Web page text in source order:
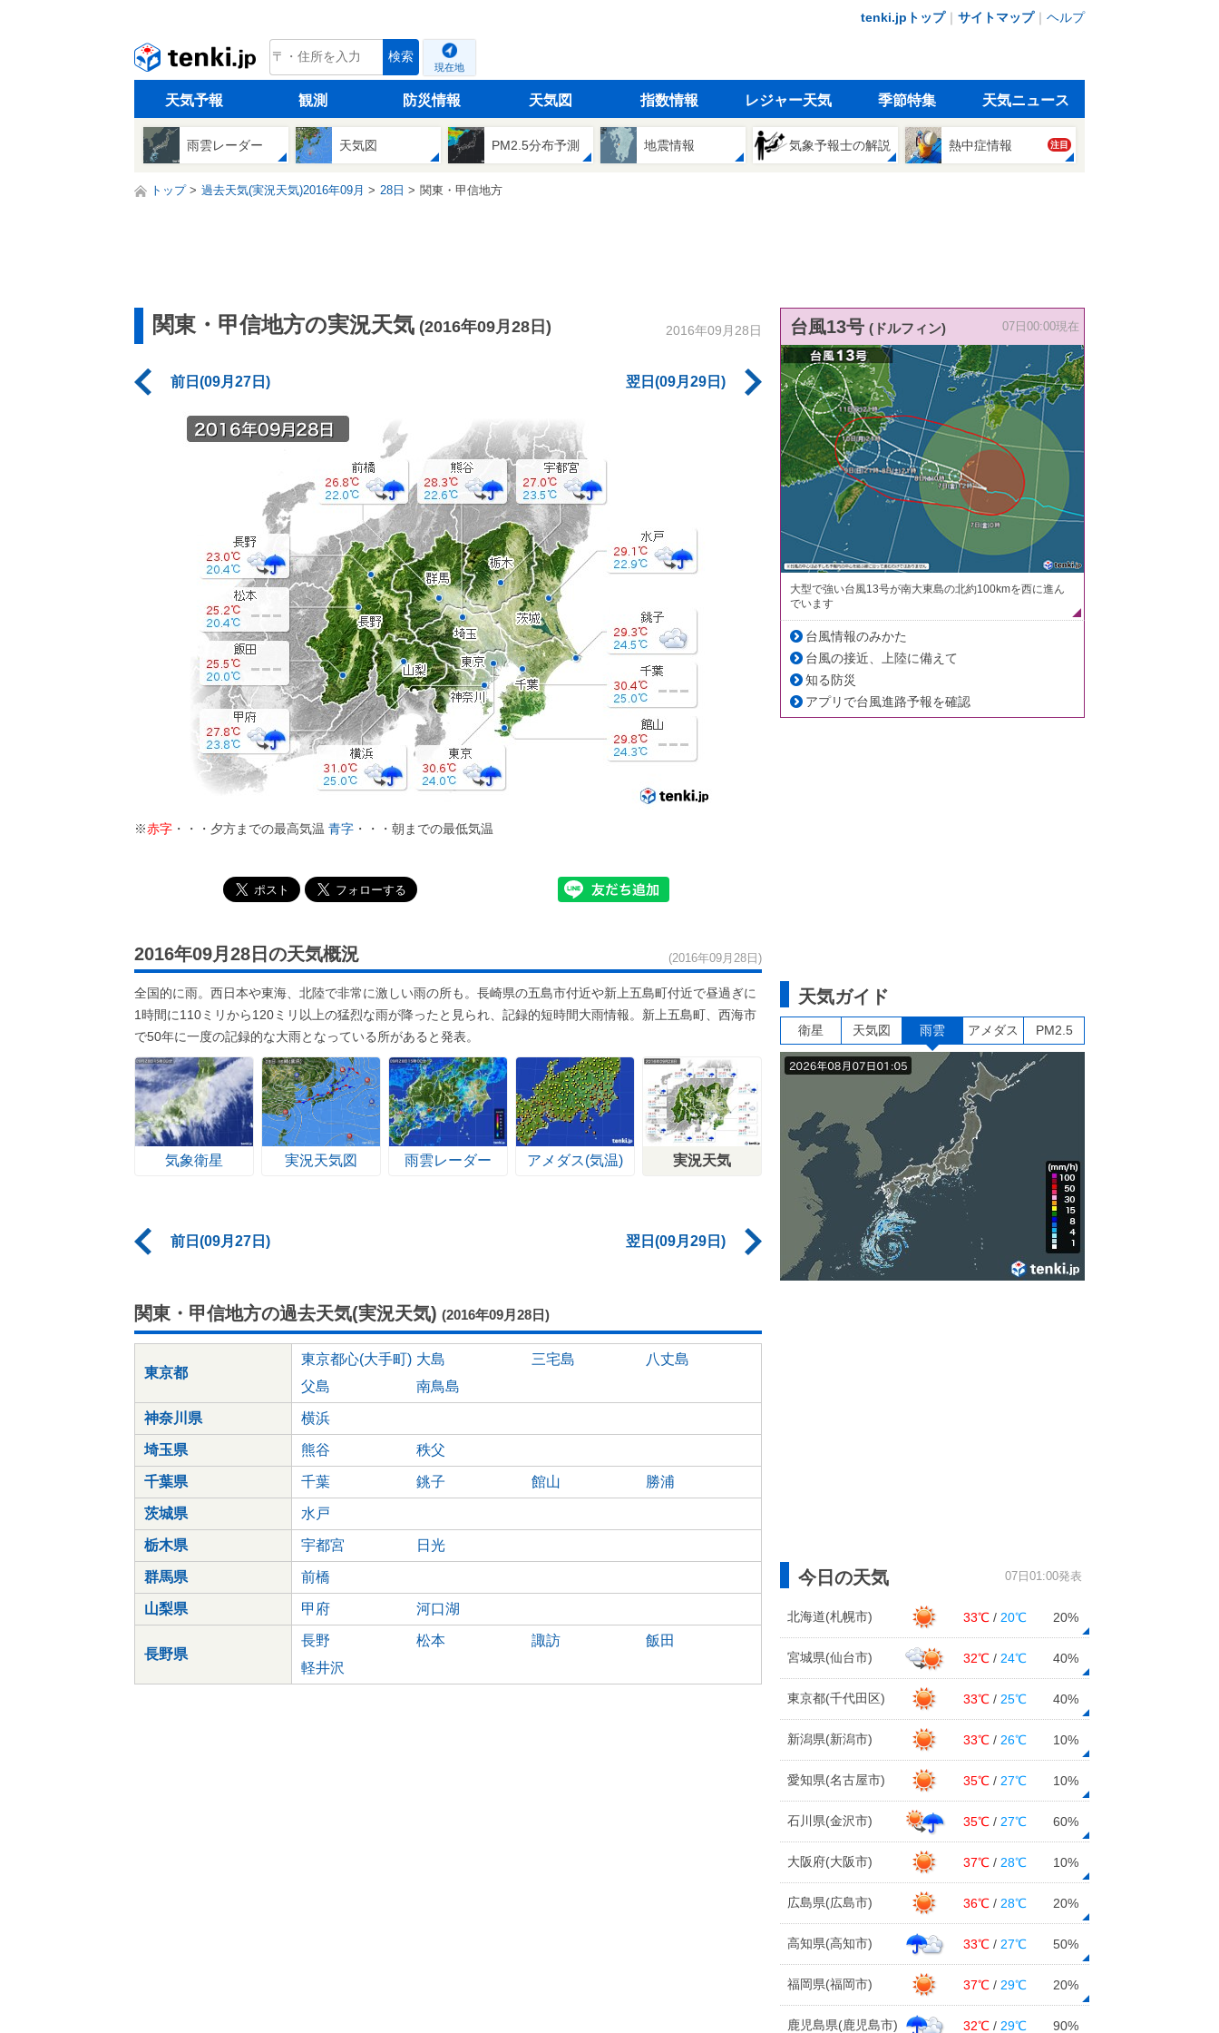
tenki.jpトップ｜ サイトマップ｜ ヘルプ
tenki.jp 検索
現在地
天気予報 観測 防災情報 天気図 指数情報 レジャー天気 季節特集 天気ニュース
雨雲レーダー 天気図 PM2.5分布予測 地震情報 気象予報士の解説 熱中症情報 注目
トップ 過去天気(実況天気)2016年09月 28日 関東・甲信地方
関東・甲信地方の実況天気 (2016年09月28日) 2016年09月28日
前日(09月27日) 翌日(09月29日)
※赤字 ・・・夕方までの最高気温 青字 ・・・朝までの最低気温
2016年09月28日の天気概況 (2016年09月28日)
全国的に雨。西日本や東海、北陸で非常に激しい雨の所も。長崎県の五島市付近や新上五島町付近で昼過ぎに
1時間に110ミリから120ミリ以上の猛烈な雨が降ったと見られ、記録的短時間大雨情報。新上五島町、西海市
で50年に一度の記録的な大雨となっている所があると発表。
気象衛星 実況天気図 雨雲レーダー アメダス(気温) 実況天気
前日(09月27日) 翌日(09月29日)
関東・甲信地方の過去天気(実況天気) (2016年09月28日)
東京都
東京都心(大手町) 大島 三宅島
八丈島
父島
南鳥島
神奈川県 横浜
埼玉県 熊谷 秩父
千葉県 千葉 銚子 館山 勝浦
茨城県 水戸
栃木県 宇都宮 日光
群馬県 前橋
山梨県 甲府 河口湖
長野県
長野 松本 諏訪
飯田
軽井沢
台風13号 (ドルフィン) 07日00:00現在
大型で強い台風13号が南大東島の北約100kmを西に進ん
でいます
台風情報のみかた
台風の接近、上陸に備えて
知る防災
アプリで台風進路予報を確認
天気ガイド
衛星 天気図 雨雲 アメダス PM2.5
今日の天気 07日01:00発表
北海道(札幌市) 33℃ / 20℃ 20%
宮城県(仙台市) 32℃ / 24℃ 40%
東京都(千代田区) 33℃ / 25℃ 40%
新潟県(新潟市) 33℃ / 26℃ 10%
愛知県(名古屋市) 35℃ / 27℃ 10%
石川県(金沢市) 35℃ / 27℃ 60%
大阪府(大阪市) 37℃ / 28℃ 10%
広島県(広島市) 36℃ / 28℃ 20%
高知県(高知市) 33℃ / 27℃ 50%
福岡県(福岡市) 37℃ / 29℃ 20%
鹿児島県(鹿児島市) 32℃ / 29℃ 90%